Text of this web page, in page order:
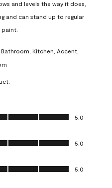
and levels the way it does,
and can stand up to regular
Kitchen, Accent,
5
5.0
5.0
5.0